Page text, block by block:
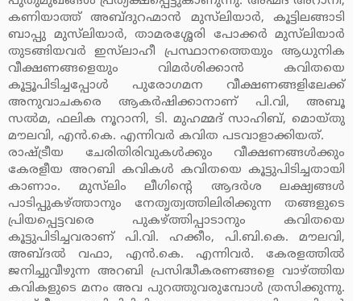
കണിയാത്ത് അബ്ദുറഹ്മാന്‍ മുസ്‌ലിയാര്‍, കൂട്ടിലങ്ങാടി
ബാപ്പു മുസ്‌ലിയാര്‍, താമരശ്ശേരി പോക്കര്‍ മുസ്‌ലിയാര്‍
തുടങ്ങിയവര്‍ ഇസ്‌ലാഹീ പ്രസ്ഥാനത്തെയും ആധുനിക
വീക്ഷണങ്ങളെയും വിമര്‍ശിക്കാന്‍ കവിതയെ
കൂട്ടൂപിടിച്ചപ്പോള്‍ പുരോഗമന വീക്ഷണങ്ങളിലേക്ക്
അനുവാചകരെ ആകര്‍ഷിക്കാനാണ് പി.വി, അബൂ
സല്‍മ, ഫലിക നൂറാനി, ടി. മുഹമ്മദ് സാഹിബ്, മൊയ്തു
മൗലവി, എന്‍.കെ. എന്നിവര്‍ കവിത പടവാളാക്കിയത്.
രാഷ്ട്രീയ ചേരിതിരിവുകള്‍ക്കും വീക്ഷണങ്ങള്‍ക്കും
കേരളീയ അറബി കവികള്‍ കവിതയെ കൂട്ടുപിടിച്ചതായി
കാണാം. മുസ്‌ലിം ലീഗിന്റെ ആദര്‍ശ ലക്ഷ്യങ്ങള്‍
പാടിപ്പുകഴ്ത്താനും നേതൃത്വത്തിലിരിക്കുന്ന തങ്ങളുടെ
പ്രിയപ്പെട്ടവരെ പുകഴ്ത്തിപ്പാടാനും കവിതയെ
കൂട്ടുപിടിച്ചവരാണ് പി.വി. ഹക്കീം, പി.ബി.കെ. മൗലവി,
അബ്ദല്‍ വഫാ, എന്‍.കെ. എന്നിവര്‍. കേരളത്തില്‍
ജനിച്ചുവീഴുന്ന അറബി പ്രസിദ്ധീകരണങ്ങളെ വാഴ്ത്തിയ
കവികളുടെ മനം അവ പുറത്തുവരുമ്പോള്‍ ത്രസിക്കുന്നു.